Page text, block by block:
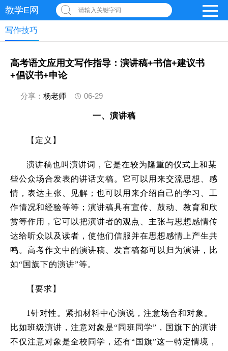
教学E网 请输入关键字词
写作技巧
高考语文应用文写作指导：演讲稿+书信+建议书
+倡议书+申论
分享： 杨老师 06-29
一、演讲稿
【定义】
演讲稿也叫演讲词，它是在较为隆重的仪式上和某
些公众场合发表的讲话文稿。它可以用来交流思想、感
情，表达主张、见解；也可以用来介绍自己的学习、工
作情况和经验等等；演讲稿具有宣传、鼓动、教育和欣
赏等作用，它可以把演讲者的观点、主张与思想感情传
达给听众以及读者，使他们信服并在思想感情上产生共
鸣。高考作文中的演讲稿、发言稿都可以归为演讲，比
如“国旗下的演讲”等。
【要求】
1针对性。紧扣材料中心演说，注意场合和对象。
比如班级演讲，注意对象是“同班同学”，国旗下的演讲
不仅注意对象是全校同学，还有“国旗”这一特定情境，